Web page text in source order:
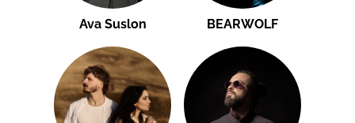
Ava Suslon BEARWOLF